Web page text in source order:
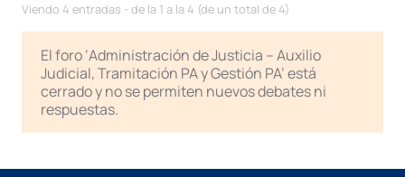
Viendo 4 entradas - de la 1 a la 4 (de un total de 4)
El foro ‘Administración de Justicia – Auxilio
Judicial, Tramitación PA y Gestión PA’ está
cerrado y no se permiten nuevos debates ni
respuestas.